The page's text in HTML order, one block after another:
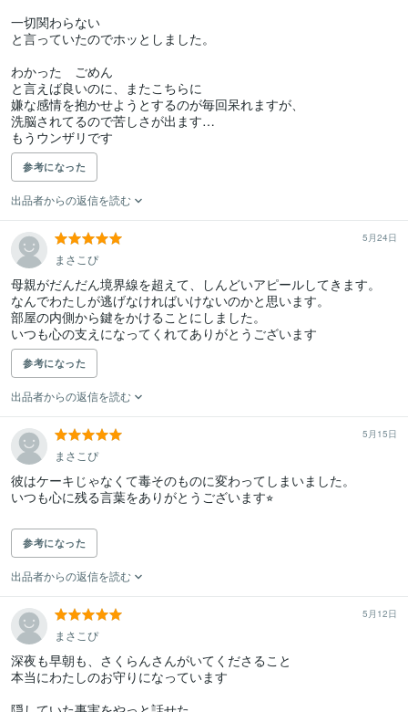
一切関わらない
と言っていたのでホッとしました。
わかった　ごめん
と言えば良いのに、またこちらに
嫌な感情を抱かせようとするのが毎回呆れますが、
洗脳されてるので苦しさが出ます…
もうウンザリです
参考になった
出品者からの返信を読む
5月24日
まさこぴ
母親がだんだん境界線を超えて、しんどいアピールしてきます。
なんでわたしが逃げなければいけないのかと思います。
部屋の内側から鍵をかけることにしました。
参考になった
出品者からの返信を読む
5月15日
まさこぴ
彼はケーキじゃなくて毒そのものに変わってしまいました。
いつも心に残る言葉をありがとうございます⭐︎
参考になった
出品者からの返信を読む
5月12日
まさこぴ
深夜も早朝も、さくらんさんがいてくださること
本当にわたしのお守りになっています